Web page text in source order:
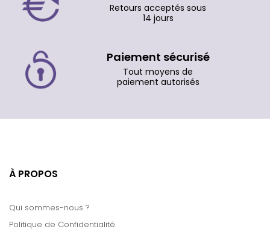
Retours acceptés sous
14 jours
Paiement sécurisé
Tout moyens de
paiement autorisés
À PROPOS
Qui sommes-nous ?
Politique de Confidentialité